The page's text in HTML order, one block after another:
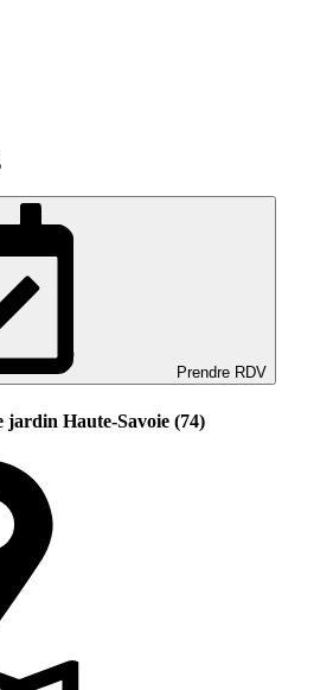
Prendre RDV
Haute-Savoie (74)